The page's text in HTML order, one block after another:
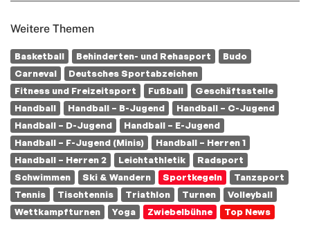
Weitere Themen
Basketball Behinderten- und Rehasport
Budo
Carneval
Deutsches Sportabzeichen
Fitness und Freizeitsport
Fußball
Geschäftsstelle
Handball
Handball – B-Jugend
Handball – C-Jugend
Handball – D-Jugend
Handball – E-Jugend
Handball – F-Jugend (Minis)
Handball – Herren 1
Handball – Herren 2
Leichtathletik
Radsport
Schwimmen
Ski & Wandern Sportkegeln
Tanzsport
Tennis
Tischtennis Triathlon Turnen
Volleyball
Wettkampfturnen
Yoga Zwiebelbühne Top News